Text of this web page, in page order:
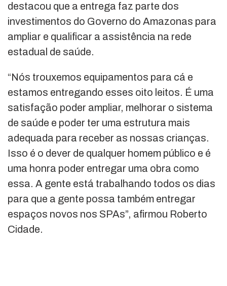
destacou que a entrega faz parte dos
investimentos do Governo do Amazonas para
ampliar e qualificar a assistência na rede
estadual de saúde.
“Nós trouxemos equipamentos para cá e
estamos entregando esses oito leitos. É uma
satisfação poder ampliar, melhorar o sistema
de saúde e poder ter uma estrutura mais
adequada para receber as nossas crianças.
Isso é o dever de qualquer homem público e é
uma honra poder entregar uma obra como
essa. A gente está trabalhando todos os dias
para que a gente possa também entregar
espaços novos nos SPAs”, afirmou Roberto
Cidade.